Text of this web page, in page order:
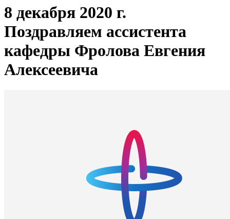
8 декабря 2020 г.
Поздравляем ассистента
кафедры Фролова Евгения
Алексеевича